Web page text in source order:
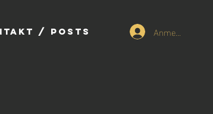
/ Posts Anmelden